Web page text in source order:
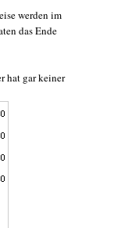
werden im
das Ende
hat gar keiner